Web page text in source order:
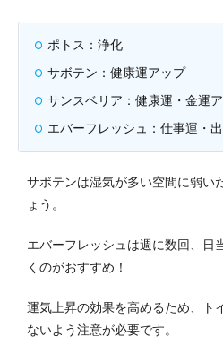
ポトス：浄化
サボテン：健康運アップ
サンスベリア：健康運・金運
エバーフレッシュ：仕事運・
サボテンは湿気が多い空間に弱い
ょう。
エバーフレッシュは週に数回、日
くのがおすすめ！
運気上昇の効果を高めるため、ト
ないよう注意が必要です。